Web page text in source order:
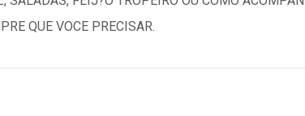
QUE VOCE PRECISAR.